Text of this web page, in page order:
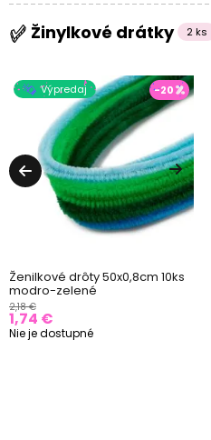
Žinylkové drátky 2 ks
Výpredaj -20
Ženilkové drôty 50x0,8cm 10ks
modro-zelené
2,18 €
1,74 €
Nie je dostupné